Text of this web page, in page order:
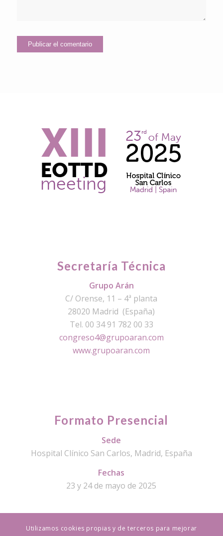
Secretaría Técnica
Grupo Arán
C/ Orense, 11 – 4ª planta
28020 Madrid (España)
Tel. 00 34 91 782 00 33
congreso4@grupoaran.com
www.grupoaran.com
Formato Presencial
Sede
Hospital Clínico San Carlos, Madrid, España
Fechas
23 y 24 de mayo de 2025
Utilizamos cookies propias y de terceros para mejorar